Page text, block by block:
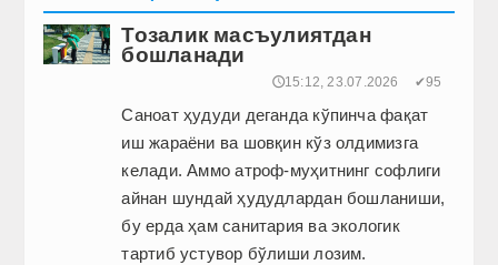
Тозалик масъулиятдан
бошланади
🕔15:12, 23.07.2026 ✔95
Саноат ҳудуди деганда кўпинча фақат
иш жараёни ва шовқин кўз олдимизга
келади. Аммо атроф-муҳитнинг софлиги
айнан шундай ҳудудлардан бошланиши,
бу ерда ҳам санитария ва экологик
тартиб устувор бўлиши лозим.